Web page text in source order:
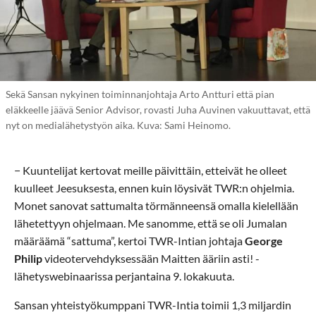
Sekä Sansan nykyinen toiminnanjohtaja Arto Antturi että pian
eläkkeelle jäävä Senior Advisor, rovasti Juha Auvinen vakuuttavat, että
nyt on medialähetystyön aika. Kuva: Sami Heinomo.
− Kuuntelijat kertovat meille päivittäin, etteivät he olleet
kuulleet Jeesuksesta, ennen kuin löysivät TWR:n ohjelmia.
Monet sanovat sattumalta törmänneensä omalla kielellään
lähetettyyn ohjelmaan. Me sanomme, että se oli Jumalan
määräämä “sattuma”, kertoi TWR-Intian johtajaGeorge
Philipvideotervehdyksessään Maitten ääriin asti! -
lähetyswebinaarissa perjantaina 9. lokakuuta.
Sansan yhteistyökumppani TWR-Intia toimii 1,3 miljardin